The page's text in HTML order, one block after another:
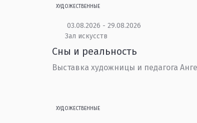
ХУДОЖЕСТВЕННЫЕ
03.08.2026 - 29.08.2026
Зал искусств
Сны и реальность
Выставка художницы и педагога
ХУДОЖЕСТВЕННЫЕ